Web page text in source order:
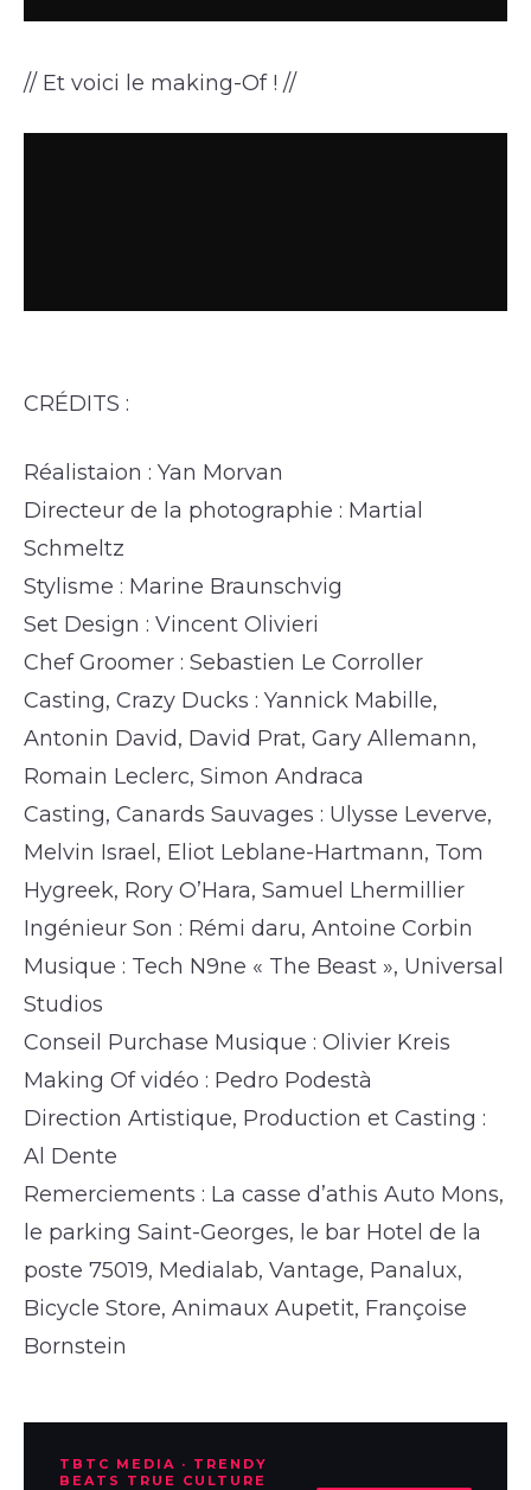
// Et voici le making-Of ! //
CRÉDITS :
Réalistaion : Yan Morvan
Directeur de la photographie : Martial
Schmeltz
Stylisme : Marine Braunschvig
Set Design : Vincent Olivieri
Chef Groomer : Sebastien Le Corroller
Casting, Crazy Ducks : Yannick Mabille,
Antonin David, David Prat, Gary Allemann,
Romain Leclerc, Simon Andraca
Casting, Canards Sauvages : Ulysse Leverve,
Melvin Israel, Eliot Leblane-Hartmann, Tom
Hygreek, Rory O’Hara, Samuel Lhermillier
Ingénieur Son : Rémi daru, Antoine Corbin
Musique : Tech N9ne « The Beast », Universal
Studios
Conseil Purchase Musique : Olivier Kreis
Making Of vidéo : Pedro Podestà
Direction Artistique, Production et Casting :
Al Dente
Remerciements : La casse d’athis Auto Mons,
le parking Saint-Georges, le bar Hotel de la
poste 75019, Medialab, Vantage, Panalux,
Bicycle Store, Animaux Aupetit, Françoise
Bornstein
TBTC MEDIA · TRENDY
BEATS TRUE CULTURE